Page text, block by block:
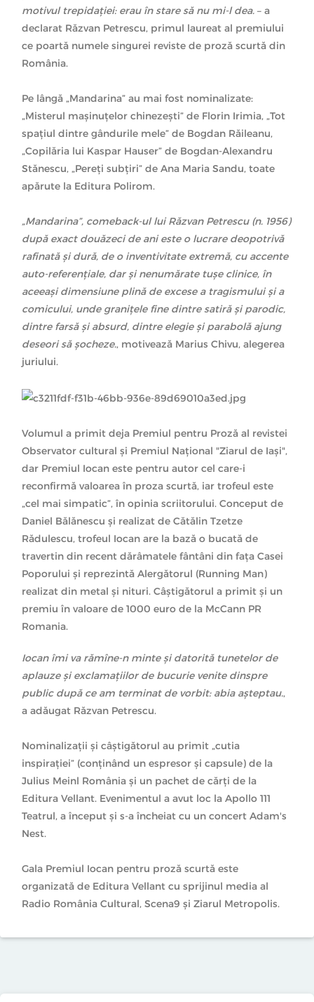
motivul trepidaţiei: erau în stare să nu mi-l dea. – a
declarat Răzvan Petrescu, primul laureat al premiului
ce poartă numele singurei reviste de proză scurtă din
România.
Pe lângă „Mandarina” au mai fost nominalizate:
„Misterul maşinuţelor chinezeşti” de Florin Irimia, „Tot
spaţiul dintre gândurile mele” de Bogdan Răileanu,
„Copilăria lui Kaspar Hauser” de Bogdan-Alexandru
Stănescu, „Pereți subțiri” de Ana Maria Sandu, toate
apărute la Editura Polirom.
„Mandarina”, comeback-ul lui Răzvan Petrescu (n. 1956)
după exact douăzeci de ani este o lucrare deopotrivă
rafinată şi dură, de o inventivitate extremă, cu accente
auto-referenţiale, dar şi nenumărate tuşe clinice, în
aceeaşi dimensiune plină de excese a tragismului şi a
comicului, unde graniţele fine dintre satiră şi parodic,
dintre farsă şi absurd, dintre elegie şi parabolă ajung
deseori să şocheze., motivează Marius Chivu, alegerea
juriului.
Volumul a primit deja Premiul pentru Proză al revistei
Observator cultural şi Premiul Național "Ziarul de Iași",
dar Premiul Iocan este pentru autor cel care-i
reconfirmă valoarea în proza scurtă, iar trofeul este
„cel mai simpatic”, în opinia scriitorului. Conceput de
Daniel Bălănescu și realizat de Cătălin Tzetze
Rădulescu, trofeul Iocan are la bază o bucată de
travertin din recent dărâmatele fântâni din fața Casei
Poporului și reprezintă Alergătorul (Running Man)
realizat din metal și nituri. Câștigătorul a primit și un
premiu în valoare de 1000 euro de la McCann PR
Romania.
Iocan îmi va rămîne-n minte şi datorită tunetelor de
aplauze şi exclamaţiilor de bucurie venite dinspre
public după ce am terminat de vorbit: abia aşteptau.,
a adăugat Răzvan Petrescu.
Nominalizații și câștigătorul au primit „cutia
inspirației” (conținând un espresor și capsule) de la
Julius Meinl România și un pachet de cărți de la
Editura Vellant. Evenimentul a avut loc la Apollo 111
Teatrul, a început și s-a încheiat cu un concert Adam's
Nest.
Gala Premiul Iocan pentru proză scurtă este
organizată de Editura Vellant cu sprijinul media al
Radio România Cultural, Scena9 și Ziarul Metropolis.